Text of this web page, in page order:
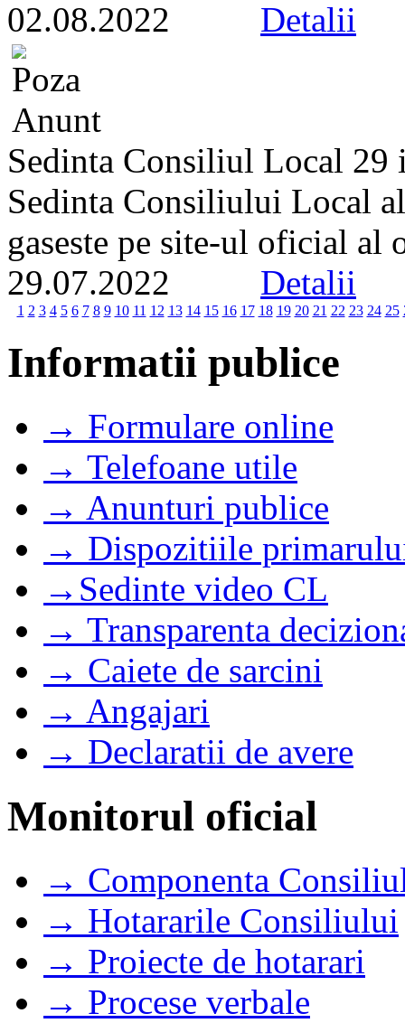
02.08.2022 Detalii
Sedinta Consiliul Local 29
Sedinta Consiliului Local
gaseste pe site-ul oficial al
29.07.2022 Detalii
1 2 3 4 5 6 7 8 9 10 11 12 13 14 15 16 17 18 19 20 21 22 23 24 25
Informatii publice
→ Formulare online
→ Telefoane utile
→ Anunturi publice
→ Dispozitiile
→Sedinte video CL
→ Transparenta
→ Caiete de sarcini
→ Angajari
→ Declaratii de avere
Monitorul oficial
→ Componenta
→ Hotararile Consiliului
→ Proiecte de hotarari
→ Procese verbale